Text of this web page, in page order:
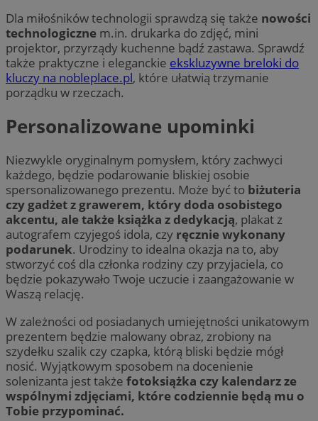
Dla miłośników technologii sprawdzą się także nowości
technologiczne m.in. drukarka do zdjęć, mini
projektor, przyrządy kuchenne bądź zastawa. Sprawdź
także praktyczne i eleganckie ekskluzywne breloki do
kluczy na nobleplace.pl, które ułatwią trzymanie
porządku w rzeczach.
Personalizowane upominki
Niezwykle oryginalnym pomysłem, który zachwyci
każdego, będzie podarowanie bliskiej osobie
spersonalizowanego prezentu. Może być to biżuteria
czy gadżet z grawerem, który doda osobistego
akcentu, ale także książka z dedykacją, plakat z
autografem czyjegoś idola, czy ręcznie wykonany
podarunek. Urodziny to idealna okazja na to, aby
stworzyć coś dla członka rodziny czy przyjaciela, co
będzie pokazywało Twoje uczucie i zaangażowanie w
Waszą relację.
W zależności od posiadanych umiejętności unikatowym
prezentem będzie malowany obraz, zrobiony na
szydełku szalik czy czapka, którą bliski będzie mógł
nosić. Wyjątkowym sposobem na docenienie
solenizanta jest także fotoksiążka czy kalendarz ze
wspólnymi zdjęciami, które codziennie będą mu o
Tobie przypominać.